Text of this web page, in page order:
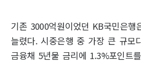
기존 3000억원이었던 KB국민은행
늘렸다. 시중은행 중 가장 큰 규모
금융채 5년물 금리에 1.3%포인트